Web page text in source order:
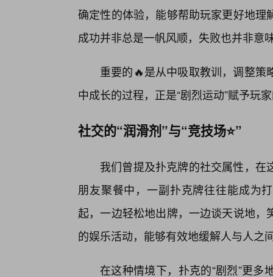
确定性的体验，能够帮助玩家更好地
成功并非总是一帆风顺，失败也并非意
重要的🔥是从中吸取教训，调整
中成长的过程，正是“剧烈运动”赋予玩
社交的“润滑剂”与“竞技场⭐”
我们曾提及扑克牌的社交属性，
朋友聚餐中，一副扑克牌往往能成为
起，一边轻松地出牌，一边谈天说地
的娱乐活动，能够有效地缓解人与人之
在这种情境下，扑克的“剧烈”更